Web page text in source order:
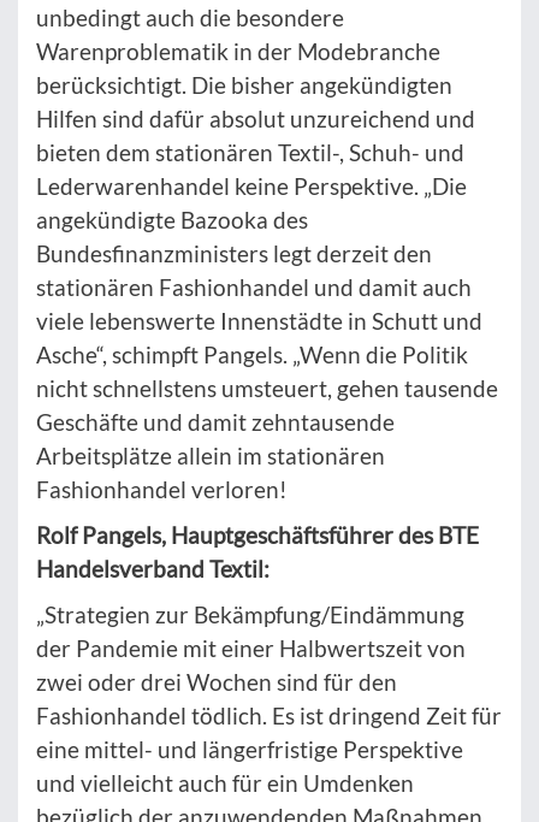
unbedingt auch die besondere
Warenproblematik in der Modebranche
berücksichtigt. Die bisher angekündigten
Hilfen sind dafür absolut unzureichend und
bieten dem stationären Textil-, Schuh- und
Lederwarenhandel keine Perspektive. „Die
angekündigte Bazooka des
Bundesfinanzministers legt derzeit den
stationären Fashionhandel und damit auch
viele lebenswerte Innenstädte in Schutt und
Asche“, schimpft Pangels. „Wenn die Politik
nicht schnellstens umsteuert, gehen tausende
Geschäfte und damit zehntausende
Arbeitsplätze allein im stationären
Fashionhandel verloren!
Rolf Pangels, Hauptgeschäftsführer des BTE
Handelsverband Textil:
„Strategien zur Bekämpfung/Eindämmung
der Pandemie mit einer Halbwertszeit von
zwei oder drei Wochen sind für den
Fashionhandel tödlich. Es ist dringend Zeit für
eine mittel- und längerfristige Perspektive
und vielleicht auch für ein Umdenken